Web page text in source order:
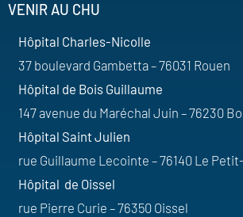
VENIR AU CHU
Hôpital Charles-Nicolle
37 boulevard Gambetta – 76031 Rouen
Hôpital de Bois Guillaume
147 avenue du Maréchal Juin – 76230
Hôpital Saint Julien
rue Guillaume Lecointe – 76140 Le
Hôpital de Oissel
rue Pierre Curie – 76350 Oissel